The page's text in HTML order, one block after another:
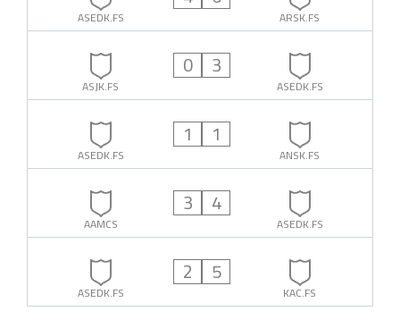
ASEDK.FS ARSK.FS
ASJK.FS
0 3
ASEDK.FS
ASEDK.FS
1 1
ANSK.FS
AAMCS
3 4
ASEDK.FS
ASEDK.FS
2 5
KAC.FS